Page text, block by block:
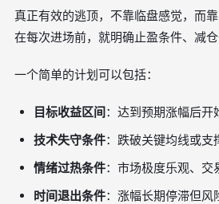
真正有效的逃顶，不靠临盘感觉，而
在每次进场前，就明确止盈条件、减仓
一个简单的计划可以包括：
目标收益区间：达到预期涨幅后开
技术失守条件：跌破关键均线或支
情绪过热条件：市场极度乐观、交
时间退出条件：涨幅长期停滞但